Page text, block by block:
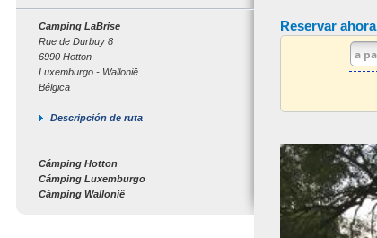
Reservar ahora
Camping LaBrise
Rue de Durbuy 8
6990 Hotton
Luxemburgo - Wallonië
Bélgica
Descripción de ruta
Cámping Hotton
Cámping Luxemburgo
Cámping Wallonië